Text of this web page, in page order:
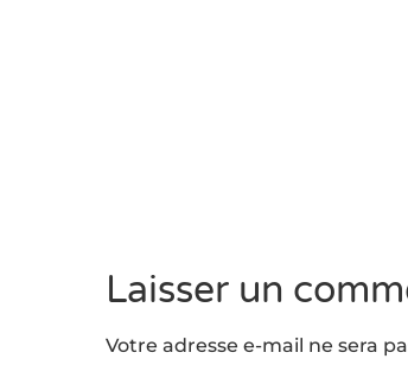
Laisser un
Votre adresse e-mail ne sera